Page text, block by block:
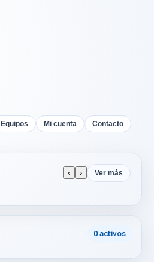
Equipos Mi cuenta Contacto
‹ › Ver más
0 activos